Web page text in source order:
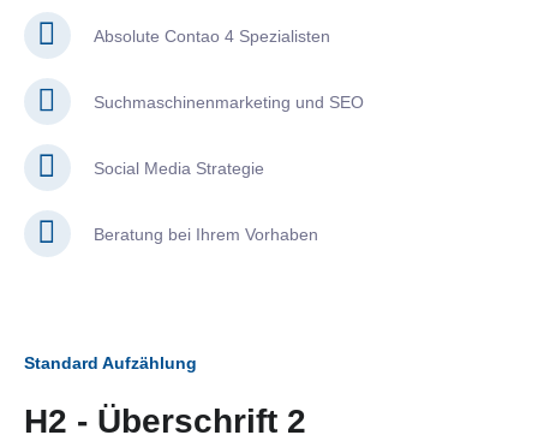
Absolute Contao 4 Spezialisten
Suchmaschinenmarketing und SEO
Social Media Strategie
Beratung bei Ihrem Vorhaben
Standard Aufzählung
H2 - Überschrift 2